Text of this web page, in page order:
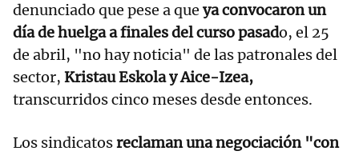
denunciado que pese a que ya convocaron un
día de huelga a finales del curso pasado, el 25
de abril, "no hay noticia" de las patronales del
sector, Kristau Eskola y Aice-Izea,
transcurridos cinco meses desde entonces.
Los sindicatosreclaman una negociación "con